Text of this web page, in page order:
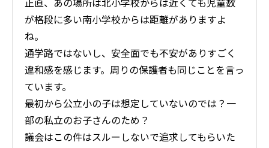
正直、あの場所は北小学校からは近くても児童数
が格段に多い南小学校からは距離がありますよ
ね。
通学路ではないし、安全面でも不安がありすごく
違和感を感じます。周りの保護者も同じことを言っ
ています。
最初から公立小の子は想定していないのでは？一
部の私立のお子さんのため？
議会はこの件はスルーしないで追求してもらいた